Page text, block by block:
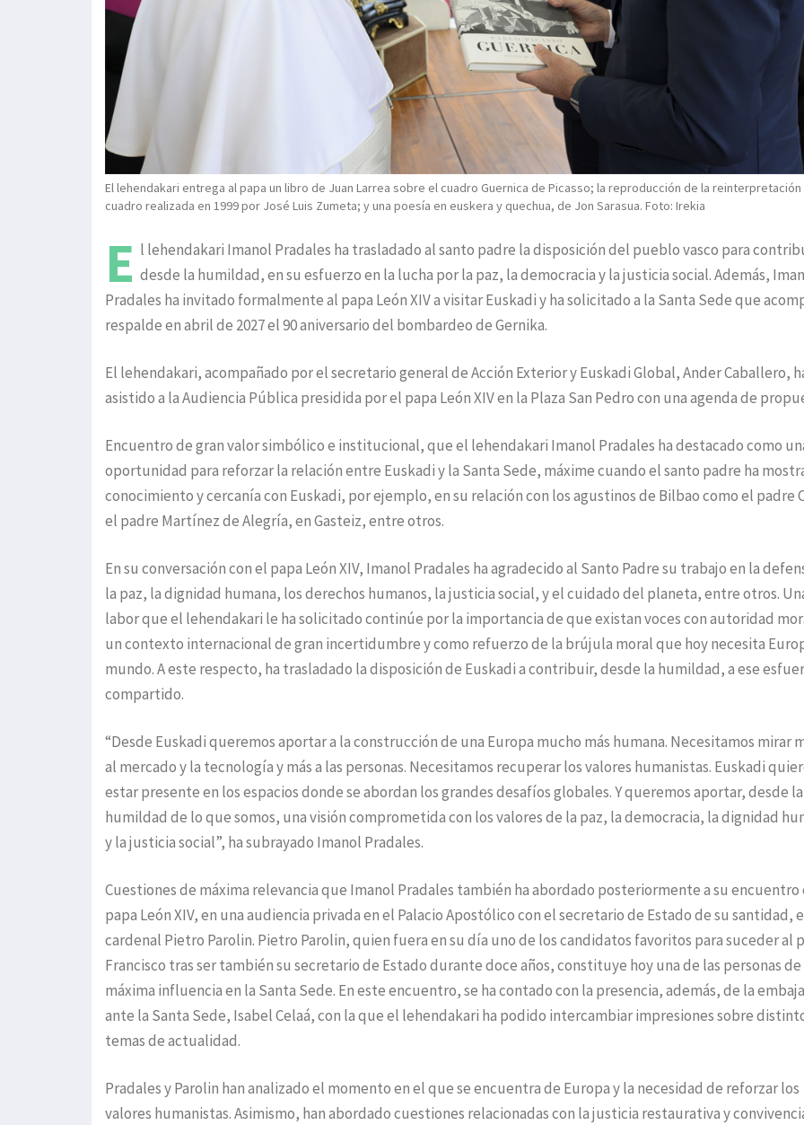
El lehendakari entrega al papa un libro de Juan Larrea sobre el cuadro Guernica de Picasso; la reproducción de la
cuadro realizada en 1999 por José Luis Zumeta; y una poesía en euskera y quechua, de Jon Sarasua. Foto: Irekia
E l lehendakari Imanol Pradales ha trasladado al santo padre la disposición del pueblo vasco para
desde la humildad, en su esfuerzo en la lucha por la paz, la democracia y la justicia social. Además,
Pradales ha invitado formalmente al papa León XIV a visitar Euskadi y ha solicitado a la Santa Sede que
respalde en abril de 2027 el 90 aniversario del bombardeo de Gernika.
El lehendakari, acompañado por el secretario general de Acción Exterior y Euskadi Global, Ander Caballero,
asistido a la Audiencia Pública presidida por el papa León XIV en la Plaza San Pedro con una agenda de
Encuentro de gran valor simbólico e institucional, que el lehendakari Imanol Pradales ha destacado como
oportunidad para reforzar la relación entre Euskadi y la Santa Sede, máxime cuando el santo padre ha
conocimiento y cercanía con Euskadi, por ejemplo, en su relación con los agustinos de Bilbao como el padre
el padre Martínez de Alegría, en Gasteiz, entre otros.
En su conversación con el papa León XIV, Imanol Pradales ha agradecido al Santo Padre su trabajo en la
la paz, la dignidad humana, los derechos humanos, la justicia social, y el cuidado del planeta, entre otros.
labor que el lehendakari le ha solicitado continúe por la importancia de que existan voces con autoridad
un contexto internacional de gran incertidumbre y como refuerzo de la brújula moral que hoy necesita
mundo. A este respecto, ha trasladado la disposición de Euskadi a contribuir, desde la humildad, a ese
compartido.
“Desde Euskadi queremos aportar a la construcción de una Europa mucho más humana. Necesitamos mirar
al mercado y la tecnología y más a las personas. Necesitamos recuperar los valores humanistas. Euskadi
estar presente en los espacios donde se abordan los grandes desafíos globales. Y queremos aportar, desde la
humildad de lo que somos, una visión comprometida con los valores de la paz, la democracia, la dignidad
y la justicia social”, ha subrayado Imanol Pradales.
Cuestiones de máxima relevancia que Imanol Pradales también ha abordado posteriormente a su encuentro
papa León XIV, en una audiencia privada en el Palacio Apostólico con el secretario de Estado de su santidad,
cardenal Pietro Parolin. Pietro Parolin, quien fuera en su día uno de los candidatos favoritos para suceder al
Francisco tras ser también su secretario de Estado durante doce años, constituye hoy una de las personas de
máxima influencia en la Santa Sede. En este encuentro, se ha contado con la presencia, además, de la
ante la Santa Sede, Isabel Celaá, con la que el lehendakari ha podido intercambiar impresiones sobre
temas de actualidad.
Pradales y Parolin han analizado el momento en el que se encuentra de Europa y la necesidad de reforzar los
valores humanistas. Asimismo, han abordado cuestiones relacionadas con la justicia restaurativa y